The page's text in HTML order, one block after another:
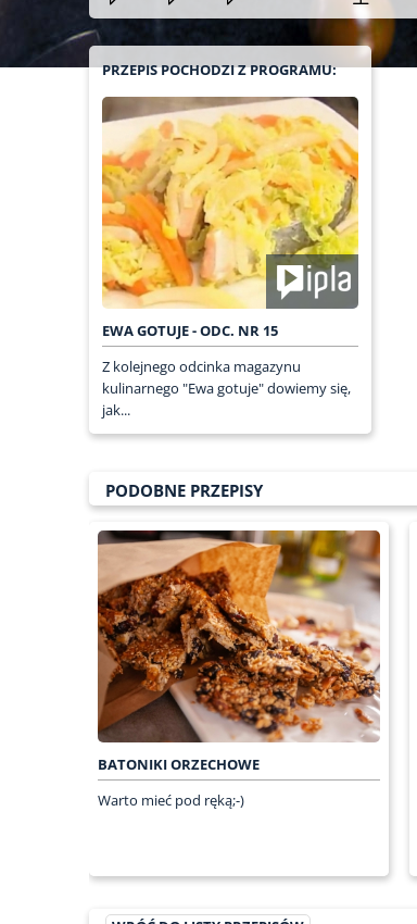
PRZEPIS POCHODZI Z PROGRAMU:
EWA GOTUJE - ODC. NR 15
Z kolejnego odcinka magazynu
kulinarnego "Ewa gotuje" dowiemy się,
jak...
PODOBNE PRZEPISY
BATONIKI ORZECHOWE
Warto mieć pod ręką;-)